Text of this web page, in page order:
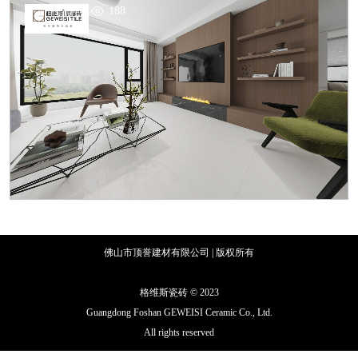
佛山市顶誉建材有限公司 | 版权所有
格维斯瓷砖 © 2023
Guangdong Foshan GEWEISI Ceramic Co., Ltd.
All rights reserved